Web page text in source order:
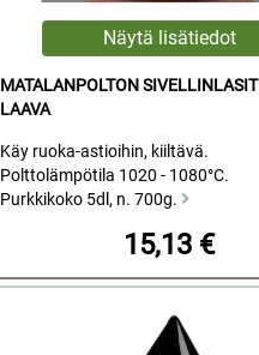
MATALANPOLTON
LAAVA
Käy ruoka-astioihin, kiiltävä.
Polttolämpötila 1020 - 1080°C.
Purkkikoko 5dl, n. 700g.
15,13 €